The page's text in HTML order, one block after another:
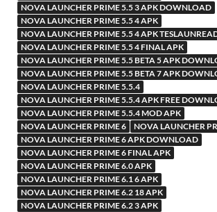
NOVA LAUNCHER PRIME 5.5 3 APK DOWNLOAD
NOVA LAUNCHER PRIME 5.5 4 APK
NOVA LAUNCHER PRIME 5.5 4 APK
NOVA LAUNCHER PRIME 5.5 4 FINAL APK
NOVA LAUNCHER PRIME 5.5 BETA 5 APK
NOVA LAUNCHER PRIME 5.5 BETA 7 APK
NOVA LAUNCHER PRIME 5.5.4
NOVA LAUNCHER PRIME 5.5.4 APK FREE
NOVA LAUNCHER PRIME 5.5.4 MOD APK
NOVA LAUNCHER PRIME 6
NOVA LAUNCHER
NOVA LAUNCHER PRIME 6 APK DOWNLOAD
NOVA LAUNCHER PRIME 6 FINAL APK
NOVA LAUNCHER PRIME 6.0 APK
NOVA LAUNCHER PRIME 6.1 6 APK
NOVA LAUNCHER PRIME 6.2 18 APK
NOVA LAUNCHER PRIME 6.2 3 APK